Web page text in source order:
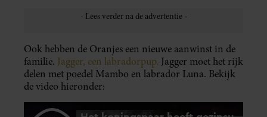
Ook hebben de Oranjes een nieuwe aanwinst in de
familie. Jagger, een labradorpup. Jagger moet het rijk
delen met poedel Mambo en labrador Luna. Bekijk
de video hieronder: